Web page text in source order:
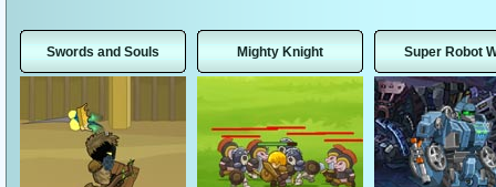
Swords and Souls Mighty Knight Super Robot